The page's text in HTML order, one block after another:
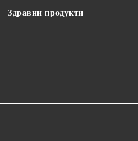
Здравни продукти